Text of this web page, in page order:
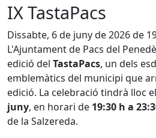
IX TastaPacs
Dissabte, 6 de juny de 2026 de
L'Ajuntament de Pacs del
edició del TastaPacs, un dels
emblemàtics del municipi que
edició. La celebració tindrà lloc
juny, en horari de 19:30 h a
de la Salzereda.